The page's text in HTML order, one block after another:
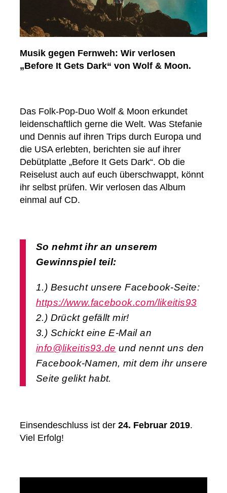
Musik gegen Fernweh: Wir verlosen
„Before It Gets Dark“ von Wolf & Moon.
Das Folk-Pop-Duo Wolf & Moon erkundet
leidenschaftlich gerne die Welt. Was Stefanie
und Dennis auf ihren Trips durch Europa und
die USA erlebten, berichten sie auf ihrer
Debütplatte „Before It Gets Dark“. Ob die
Reiselust auch auf euch überschwappt, könnt
ihr selbst prüfen. Wir verlosen das Album
einmal auf CD.
So nehmt ihr an unserem
Gewinnspiel teil:
1.) Besucht unsere Facebook-Seite:
https://www.facebook.com/likeitis93
2.) Drückt gefällt mir!
3.) Schickt eine E-Mail an
info@likeitis93.de und nennt uns den
Facebook-Namen, mit dem ihr unsere
Seite gelikt habt.
Einsendeschluss ist der 24. Februar 2019.
Viel Erfolg!